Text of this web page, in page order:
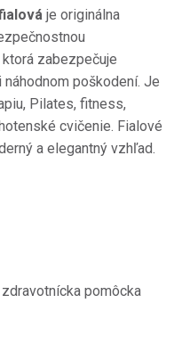
je originálna
ktorá zabezpečuje
poškodení. Je
Pilates, fitness,
cvičenie. Fialové
a elegantný vzhľad.
pomôcka